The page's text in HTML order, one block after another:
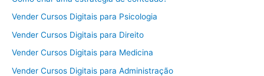
Vender Cursos Digitais para Psicologia
Vender Cursos Digitais para Direito
Vender Cursos Digitais para Medicina
Vender Cursos Digitais para Administração